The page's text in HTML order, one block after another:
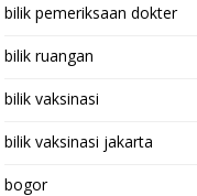
bilik pemeriksaan dokter
bilik ruangan
bilik vaksinasi
bilik vaksinasi jakarta
bogor